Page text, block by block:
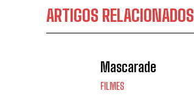
ARTIGOS RELACIONADOS
Mascarade
FILMES